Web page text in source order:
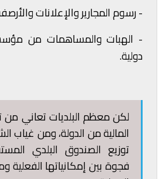
- رسوم المجارير والإعلانات
- الهبات والمساهمات من
دولية.
لكن معظم البلديات تعاني من
المالية من الدولة، ومن غياب
توزيع الصندوق البلدي
فجوة بين إمكانياتها الفعلية